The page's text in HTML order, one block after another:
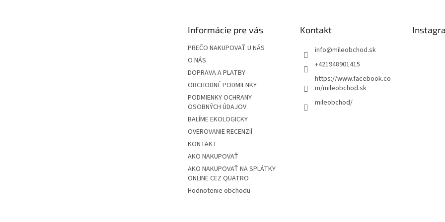
Informácie pre vás
PREČO NAKUPOVAŤ U NÁS
O NÁS
DOPRAVA A PLATBY
OBCHODNÉ PODMIENKY
PODMIENKY OCHRANY
OSOBNÝCH ÚDAJOV
BALÍME EKOLOGICKY
OVEROVANIE RECENZIÍ
KONTAKT
AKO NAKUPOVAŤ
AKO NAKUPOVAŤ NA SPLÁTKY
ONLINE CEZ QUATRO
Hodnotenie obchodu
Kontakt
info@mileobchod.sk
+421948901415
https://www.facebook.co
m/mileobchod.sk
mileobchod/